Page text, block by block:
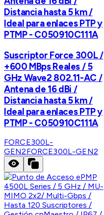
Distancia hasta 5 km /
Ideal para enlaces PTP y
PTMP - C050910C111A
Suscriptor Force 300L /
+600 MBps Reales / 5
GHz Wave2 802.11-AC /
Antena de 16 dBi /
Distancia hasta 5 km /
Ideal para enlaces PTP y
PTMP - C050910C111A
FORCE300L-
GEN2FORCE300L-GEN2